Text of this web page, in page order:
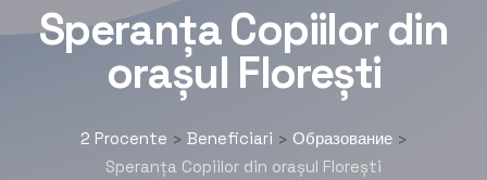
Speranța Copiilor din
orașul Florești
2 Procente > Beneficiari > Образование>
Speranța Copiilor din orașul Florești